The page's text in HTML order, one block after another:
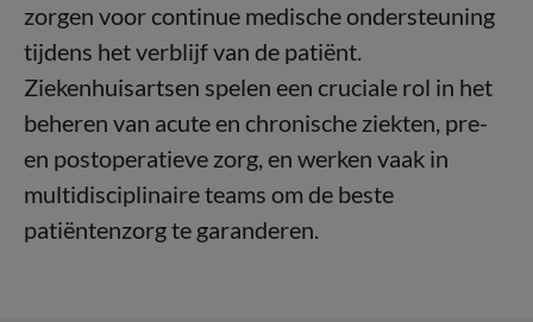
zorgen voor continue medische ondersteuning
tijdens het verblijf van de patiënt.
Ziekenhuisartsen spelen een cruciale rol in het
beheren van acute en chronische ziekten, pre-
en postoperatieve zorg, en werken vaak in
multidisciplinaire teams om de beste
patiëntenzorg te garanderen.